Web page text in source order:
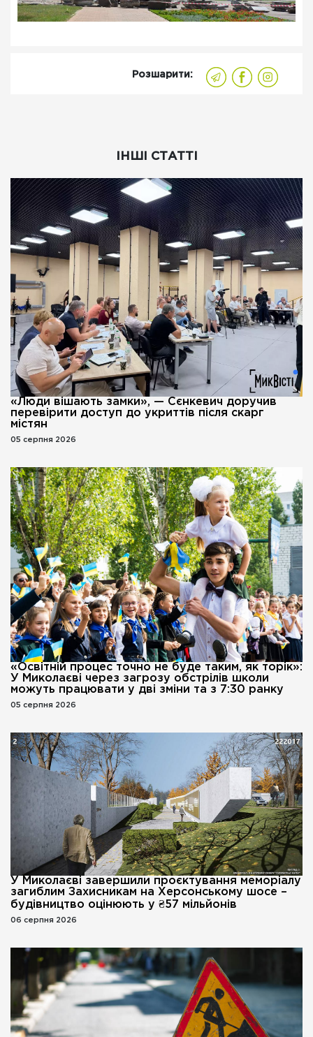
Розшарити:
ІНШІ СТАТТІ
«Люди вішають замки», — Сєнкевич доручив
перевірити доступ до укриттів після скарг
містян
05 серпня 2026
«Освітній процес точно не буде таким, як торік»:
У Миколаєві через загрозу обстрілів школи
можуть працювати у дві зміни та з 7:30 ранку
05 серпня 2026
У Миколаєві завершили проєктування меморіалу
загиблим Захисникам на Херсонському шосе –
будівництво оцінюють у ₴57 мільйонів
06 серпня 2026